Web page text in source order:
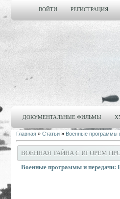
ВОЙТИ РЕГИСТРАЦИЯ
ДОКУМЕНТАЛЬНЫЕ ФИЛЬМЫ
Главная » Статьи » Военные программы
ВОЕННАЯ ТАЙНА С ИГОРЕМ
Военные программы и передачи: